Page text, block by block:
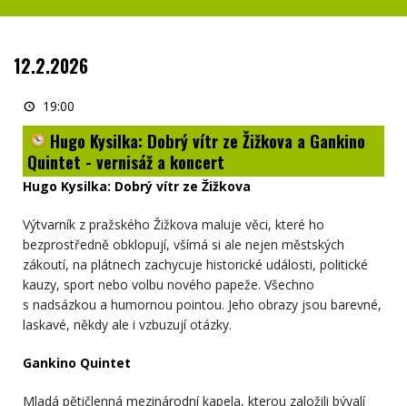
12.2.2026
Kysilka:
vítr
Žižkova
Gankino
Quintet
koncert
19:00
Hugo Kysilka: Dobrý vítr ze Žižkova a Gankino
Quintet - vernisáž a koncert
Hugo Kysilka: Dobrý vítr ze Žižkova
Výtvarník z pražského Žižkova maluje věci, které ho
bezprostředně obklopují, všímá si ale nejen městských
zákoutí, na plátnech zachycuje historické události, politické
kauzy, sport nebo volbu nového papeže. Všechno
s nadsázkou a humornou pointou. Jeho obrazy jsou barevné,
laskavé, někdy ale i vzbuzují otázky.
Gankino Quintet
Mladá pětičlenná mezinárodní kapela, kterou založili bývalí